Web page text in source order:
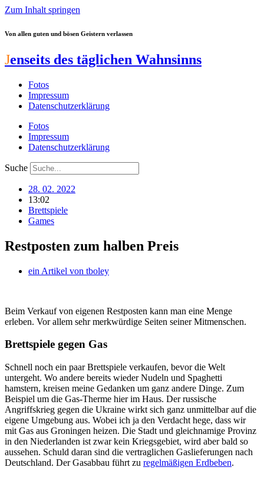
Zum Inhalt springen
Von allen guten und bösen Geistern verlassen
Jenseits des täglichen Wahnsinns
Fotos
Impressum
Datenschutzerklärung
Fotos
Impressum
Datenschutzerklärung
Suche
28. 02. 2022
13:02
Brettspiele
Games
Restposten zum halben Preis
ein Artikel von tboley
Beim Verkauf von eigenen Restposten kann man eine Menge
erleben. Vor allem sehr merkwürdige Seiten seiner Mitmenschen.
Brettspiele gegen Gas
Schnell noch ein paar Brettspiele verkaufen, bevor die Welt
untergeht. Wo andere bereits wieder Nudeln und Spaghetti
hamstern, kreisen meine Gedanken um ganz andere Dinge. Zum
Beispiel um die Gas-Therme hier im Haus. Der russische
Angriffskrieg gegen die Ukraine wirkt sich ganz unmittelbar auf die
eigene Umgebung aus. Wobei ich ja den Verdacht hege, dass wir
mit Gas aus Groningen heizen. Die Stadt und gleichnamige Provinz
in den Niederlanden ist zwar kein Kriegsgebiet, wird aber bald so
aussehen. Schuld daran sind die vertraglichen Gaslieferungen nach
Deutschland. Der Gasabbau führt zu regelmäßigen Erdbeben.